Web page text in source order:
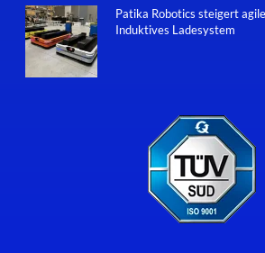
Patika Robotics steigert
Induktives Ladesystem